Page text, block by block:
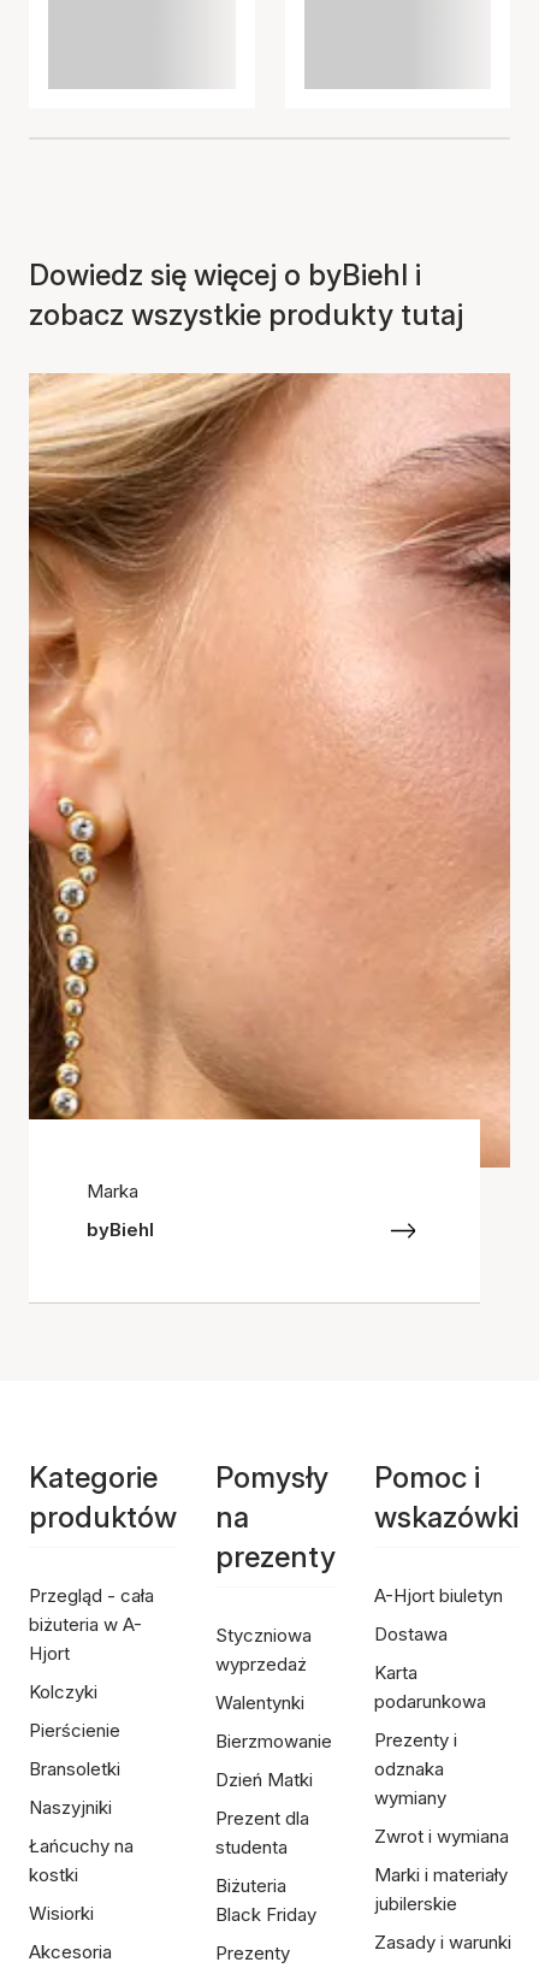
Dowiedz się więcej o byBiehl i
zobacz wszystkie produkty tutaj
Marka
byBiehl
Kategorie
produktów
Przegląd - cała
biżuteria w A-
Hjort
Kolczyki
Pierścienie
Bransoletki
Naszyjniki
Łańcuchy na
kostki
Wisiorki
Akcesoria
Pomysły
na
prezenty
Styczniowa
wyprzedaż
Walentynki
Bierzmowanie
Dzień Matki
Prezent dla
studenta
Biżuteria
Black Friday
Prezenty
Pomoc i
wskazówki
A-Hjort biuletyn
Dostawa
Karta
podarunkowa
Prezenty i
odznaka
wymiany
Zwrot i wymiana
Marki i materiały
jubilerskie
Zasady i warunki